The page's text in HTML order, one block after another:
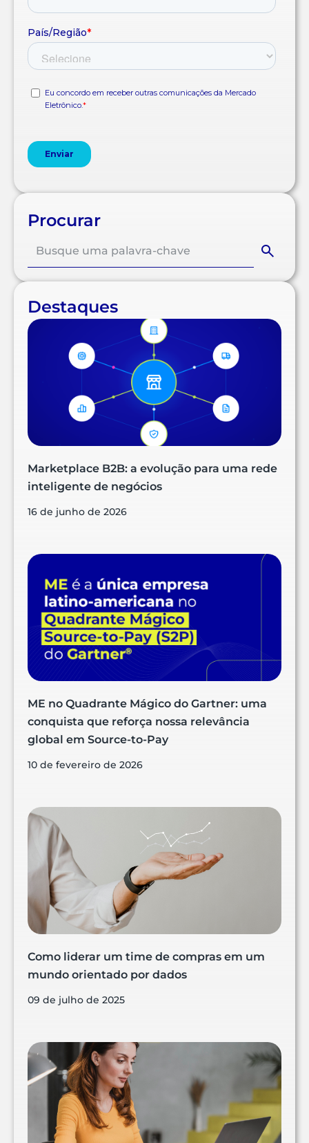
Procurar
Destaques
Marketplace B2B: a evolução para uma rede
inteligente de negócios
16 de junho de 2026
ME no Quadrante Mágico do Gartner: uma
conquista que reforça nossa relevância
global em Source-to-Pay
10 de fevereiro de 2026
Como liderar um time de compras em um
mundo orientado por dados
09 de julho de 2025